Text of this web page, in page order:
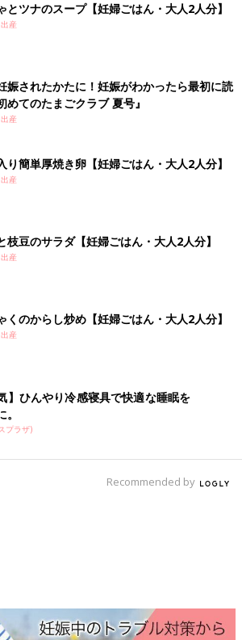
合わせて専門家のアドバイスを毎日お届
同士で情報交換したり、励ましあったりで
真だけでは伝わらない”できごと”を簡単に
く」も大人気！
本
科 (ベネッセ・ムック たまひよブック
リーズ)
に悩まされたり、
験の連続ですね。この本は、そんなあなた
徹底解説！陣痛の乗りきり方や、産後1ヶ
も写真＆イラストでわかりやすく紹介しま
とツナのスープ【妊婦ごはん・大人2人分】
産
娠されたかたに！妊娠がわかったら最初に読
めてのたまごクラブ 夏号』
産
り簡単厚焼き卵【妊婦ごはん・大人2人分】
産
枝豆のサラダ【妊婦ごはん・大人2人分】
産
くのからし炒め【妊婦ごはん・大人2人分】
産
】ひんやり冷感寝具で快適な睡眠を
プラザ)
Recommended by